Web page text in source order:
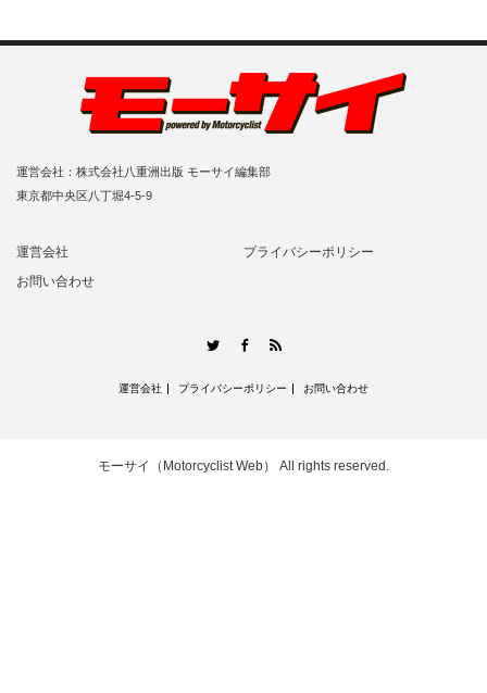
運営会社：株式会社八重洲出版 モーサイ編集部
東京都中央区八丁堀4-5-9
運営会社
プライバシーポリシー
お問い合わせ
TwitterFacebook
運営会社 プライバシーポリシー お問い合わせ
モーサイ（Motorcyclist Web） All rights reserved.